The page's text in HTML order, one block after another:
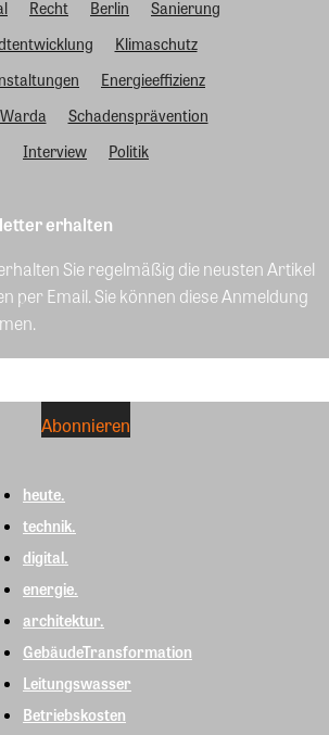
Recht Berlin
Sanierung
Klimaschutz
Energieeffizienz
Schadensprävention
Interview
Politik
erhalten
Sie regelmäßig die neusten Artikel
per Email. Sie können diese Anmeldung
heute.
technik.
digital.
energie.
architektur.
GebäudeTransformation
Leitungswasser
Betriebskosten